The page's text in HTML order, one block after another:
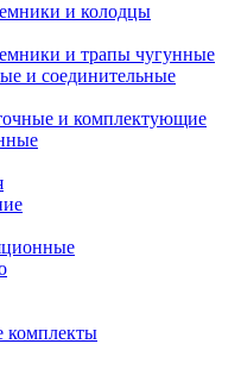
и колодцы
и трапы чугунные
и соединительные
и комплектующие
комплекты